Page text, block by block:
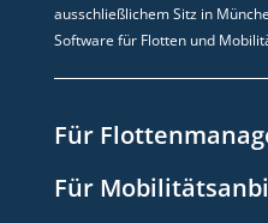
ausschließlichem Sitz in
Software für Flotten und
Für
Für